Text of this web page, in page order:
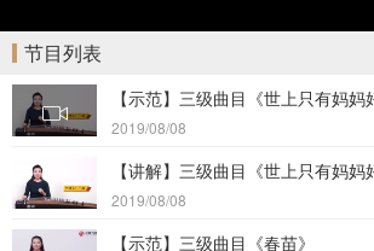
节目列表
【示范】三级曲目《世上只有妈妈
2019/08/08
【讲解】三级曲目《世上只有妈妈
2019/08/08
【示范】三级曲目《春苗》